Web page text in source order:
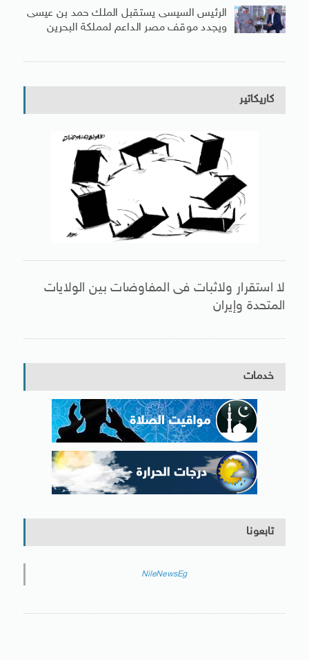
الرئيس السيسى يستقبل الملك حمد بن عيسى
ويجدد موقف مصر الداعم لمملكة البحرين
كاريكاتير
لا استقرار ولاثبات فى المفاوضات بين الولايات
المتحدة وإيران
خدمات
تابعونا
NileNewsEg